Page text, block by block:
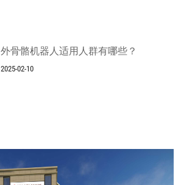
外骨骼机器人适用人群有哪些？
2025-02-10